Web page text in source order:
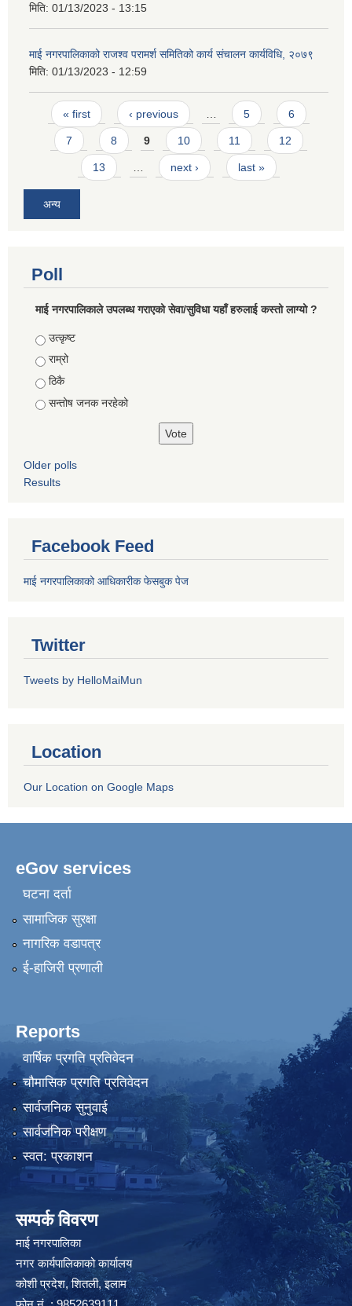
मिति: 01/13/2023 - 13:15
माई नगरपालिकाको राजश्व परामर्श समितिको कार्य संचालन कार्यविधि, २०७९
मिति: 01/13/2023 - 12:59
Pages
« first ‹ previous … 5 6
7 8 9 10 11 12
13 … next › last »
अन्य
Poll
माई नगरपालिकाले उपलब्ध गराएको सेवा/सुविधा यहाँ हरुलाई कस्तो लाग्यो ?
Choices
उत्कृष्ट
राम्रो
ठिकै
सन्तोष जनक नरहेको
Older polls
Results
Facebook Feed
माई नगरपालिकाको आधिकारीक फेसबुक पेज
Twitter
Tweets by HelloMaiMun
Location
Our Location on Google Maps
eGov services
घटना दर्ता
सामाजिक सुरक्षा
नागरिक वडापत्र
ई-हाजिरी प्रणाली
Reports
वार्षिक प्रगति प्रतिवेदन
चौमासिक प्रगति प्रतिवेदन
सार्वजनिक सुनुवाई
सार्वजनिक परीक्षण
स्वत: प्रकाशन
सम्पर्क विवरण
माई नगरपालिका
नगर कार्यपालिकाको कार्यालय
कोशी प्रदेश, शितली, इलाम